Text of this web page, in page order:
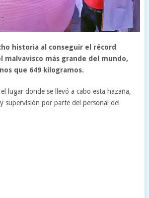
historia al conseguir el récord
malvavisco más grande del mundo,
que 649 kilogramos.
lugar donde se llevó a cabo esta hazaña,
supervisión por parte del personal del